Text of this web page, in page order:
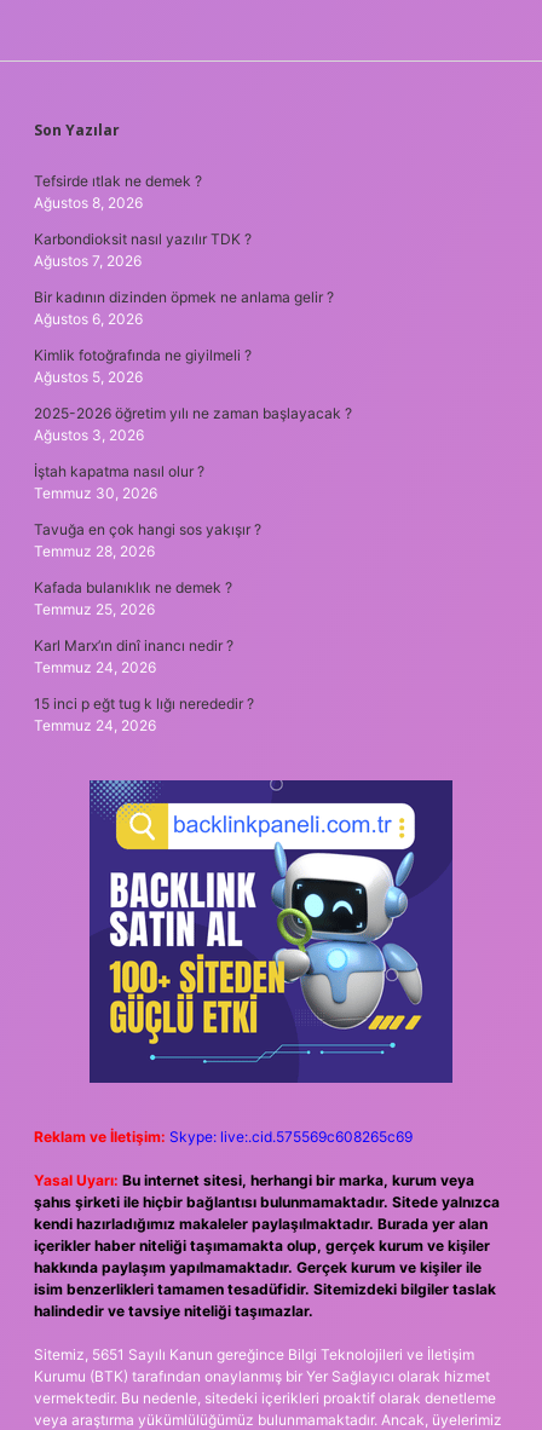
SIDEBAR
Son Yazılar
Tefsirde ıtlak ne demek ?
Ağustos 8, 2026
Karbondioksit nasıl yazılır TDK ?
Ağustos 7, 2026
Bir kadının dizinden öpmek ne anlama gelir ?
Ağustos 6, 2026
Kimlik fotoğrafında ne giyilmeli ?
Ağustos 5, 2026
2025-2026 öğretim yılı ne zaman başlayacak ?
Ağustos 3, 2026
İştah kapatma nasıl olur ?
Temmuz 30, 2026
Tavuğa en çok hangi sos yakışır ?
Temmuz 28, 2026
Kafada bulanıklık ne demek ?
Temmuz 25, 2026
Karl Marx’ın dinî inancı nedir ?
Temmuz 24, 2026
15 inci p eğt tug k lığı nerededir ?
Temmuz 24, 2026
Reklam ve İletişim: Skype: live:.cid.575569c608265c69
Yasal Uyarı: Bu internet sitesi, herhangi bir marka, kurum veya
şahıs şirketi ile hiçbir bağlantısı bulunmamaktadır. Sitede yalnızca
kendi hazırladığımız makaleler paylaşılmaktadır. Burada yer alan
içerikler haber niteliği taşımamakta olup, gerçek kurum ve kişiler
hakkında paylaşım yapılmamaktadır. Gerçek kurum ve kişiler ile
isim benzerlikleri tamamen tesadüfidir. Sitemizdeki bilgiler taslak
halindedir ve tavsiye niteliği taşımazlar.
Sitemiz, 5651 Sayılı Kanun gereğince Bilgi Teknolojileri ve İletişim
Kurumu (BTK) tarafından onaylanmış bir Yer Sağlayıcı olarak hizmet
vermektedir. Bu nedenle, sitedeki içerikleri proaktif olarak denetleme
veya araştırma yükümlülüğümüz bulunmamaktadır. Ancak, üyelerimiz